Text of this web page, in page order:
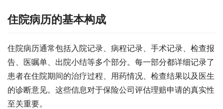
住院病历的基本构成
住院病历通常包括入院记录、病程记录、手术记录、检查报
告、医嘱单、出院小结等多个部分。每一部分都详细记录了
患者在住院期间的治疗过程、用药情况、检查结果以及医生
的诊断意见。这些信息对于保险公司评估理赔申请的真实性
至关重要。